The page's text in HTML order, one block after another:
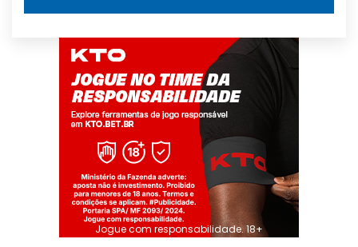
Jogue com responsabilidade. 18+